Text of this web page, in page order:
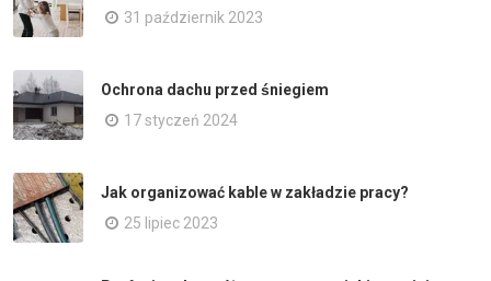
31 październik 2023
Ochrona dachu przed śniegiem
17 styczeń 2024
Jak organizować kable w zakładzie pracy?
25 lipiec 2023